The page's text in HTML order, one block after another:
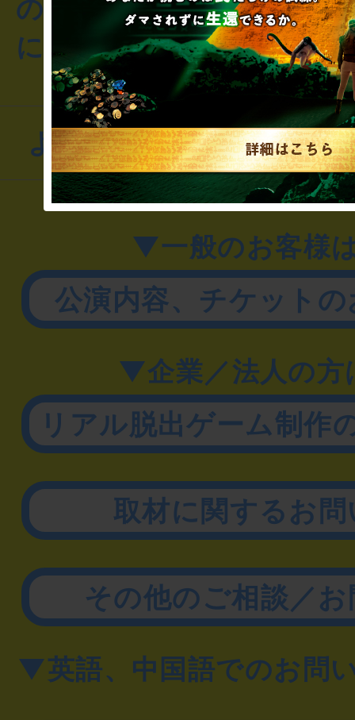
のお客様からのご質問や
にお問い合わせください
よくあるお問い合わせ
▼一般のお客様
公演内容、チケット
▼企業／法人の方
リアル脱出ゲーム制作
取材に関するお
その他のご相談／
▼英語、中国語でのお問